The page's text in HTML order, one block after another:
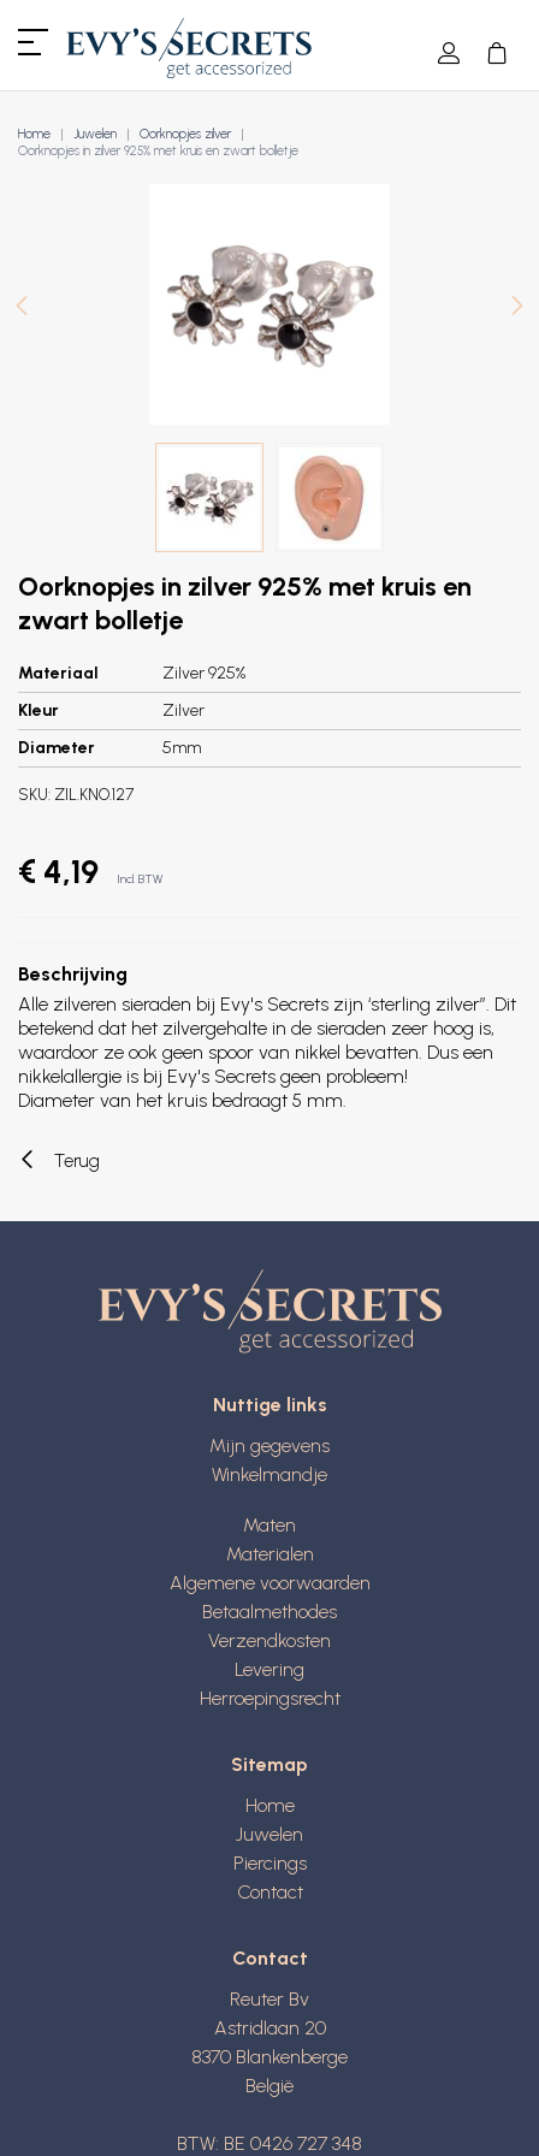
Home Juwelen
Oorknopjes zilver
Oorknopjes in zilver 925% met kruis en zwart bolletje
Oorknopjes in zilver 925% met kruis en
zwart bolletje
Materiaal
Zilver 925%
Kleur
Zilver
Diameter
5mm
SKU: ZIL.KNO.127
€ 4,19 Incl. BTW
Beschrijving
Alle zilveren sieraden bij Evy's Secrets zijn ‘sterling zilver”. Dit
betekend dat het zilvergehalte in de sieraden zeer hoog is,
waardoor ze ook geen spoor van nikkel bevatten. Dus een
nikkelallergie is bij Evy's Secrets geen probleem!
Diameter van het kruis bedraagt 5 mm.
Terug
Nuttige links
Mijn gegevens
Winkelmandje
Maten
Materialen
Algemene voorwaarden
Betaalmethodes
Verzendkosten
Levering
Herroepingsrecht
Sitemap
Home
Juwelen
Piercings
Contact
Contact
Reuter Bv
Astridlaan 20
8370 Blankenberge
België
BTW: BE 0426 727 348